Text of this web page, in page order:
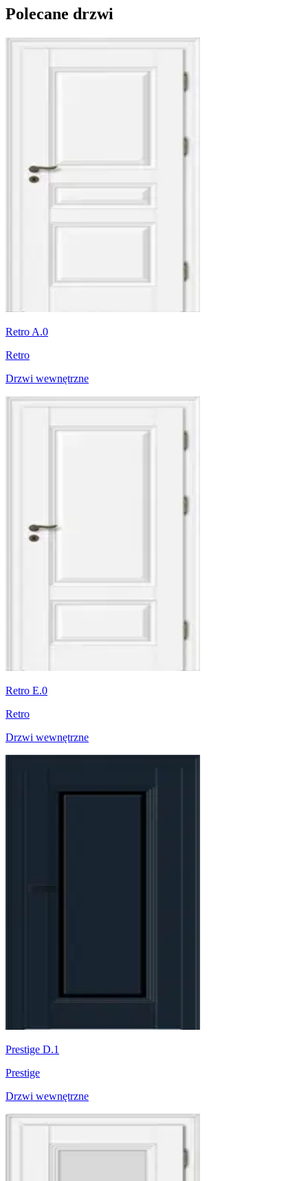
Polecane drzwi
Retro A.0
Retro
Drzwi wewnętrzne
Retro E.0
Retro
Drzwi wewnętrzne
Prestige D.1
Prestige
Drzwi wewnętrzne